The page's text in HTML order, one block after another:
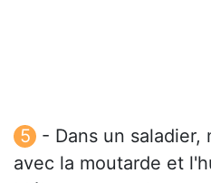
- Dans un saladier,
avec la moutarde et